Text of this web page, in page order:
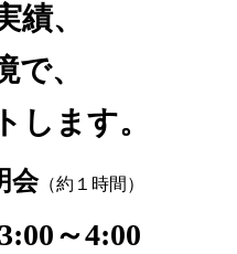
績、
で、
します。
会（約１時間）
3:00～4:00